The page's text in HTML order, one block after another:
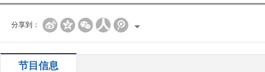
分享到：
节目信息